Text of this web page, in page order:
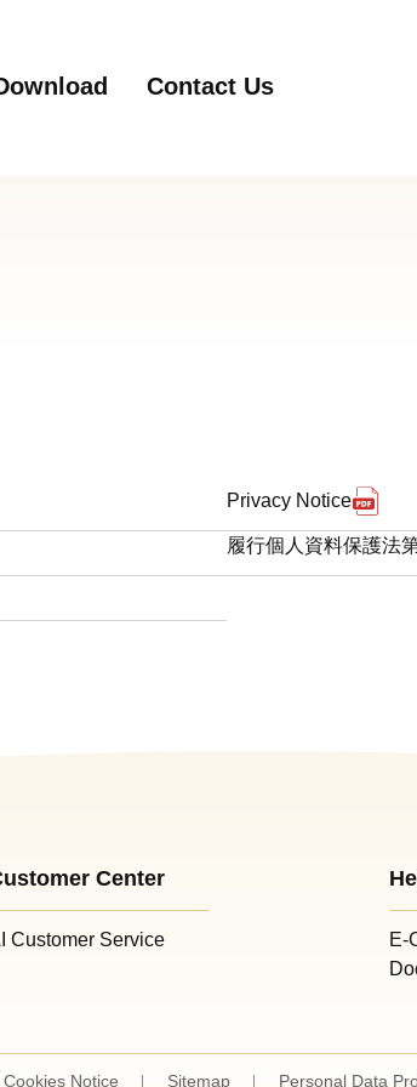
Contact Us
and Conditions for Opening Acs 另開新視窗
Privacy Notice
案 履行個人資料保護法第八條第一項告知義務
履行個人資料保護法
Center
Customer Service
E-
Cookies Notice Sitemap Personal Data